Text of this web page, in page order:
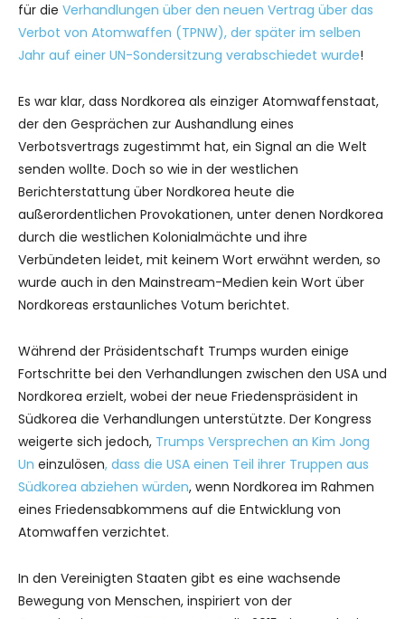
für die Verhandlungen über den neuen Vertrag über das
Verbot von Atomwaffen (TPNW), der später im selben
Jahr auf einer UN-Sondersitzung verabschiedet wurde!
Es war klar, dass Nordkorea als einziger Atomwaffenstaat,
der den Gesprächen zur Aushandlung eines
Verbotsvertrags zugestimmt hat, ein Signal an die Welt
senden wollte. Doch so wie in der westlichen
Berichterstattung über Nordkorea heute die
außerordentlichen Provokationen, unter denen Nordkorea
durch die westlichen Kolonialmächte und ihre
Verbündeten leidet, mit keinem Wort erwähnt werden, so
wurde auch in den Mainstream-Medien kein Wort über
Nordkoreas erstaunliches Votum berichtet.
Während der Präsidentschaft Trumps wurden einige
Fortschritte bei den Verhandlungen zwischen den USA und
Nordkorea erzielt, wobei der neue Friedenspräsident in
Südkorea die Verhandlungen unterstützte. Der Kongress
weigerte sich jedoch, Trumps Versprechen an Kim Jong
Un einzulösen, dass die USA einen Teil ihrer Truppen aus
Südkorea abziehen würden, wenn Nordkorea im Rahmen
eines Friedensabkommens auf die Entwicklung von
Atomwaffen verzichtet.
In den Vereinigten Staaten gibt es eine wachsende
Bewegung von Menschen, inspiriert von der